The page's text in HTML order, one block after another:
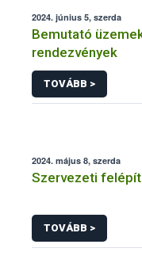
2024. június 5, szerda
Bemutató
rendezvények
TOVÁBB >
2024. május 8, szerda
Szervezeti
TOVÁBB >